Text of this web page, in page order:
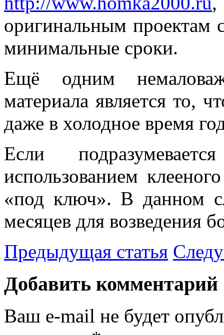
оригинальным проектам
минимальные сроки.
Ещё одним
материала является то,
даже в холодное время
Если
использованием
«под ключ». В данном
месяцев для возведения
Предыдущая статья
Добавить комментарий
Ваш e-mail не будет